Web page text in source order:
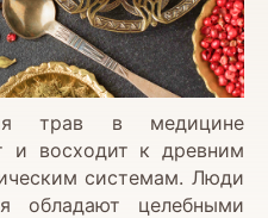
трав в медицине
и восходит к древним
системам. Люди
обладают целебными